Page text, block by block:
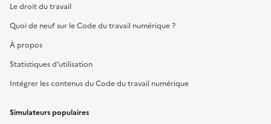
Le droit du travail
Quoi de neuf sur le Code du travail numérique ?
À propos
Statistiques d'utilisation
Intégrer les contenus du Code du travail numérique
Simulateurs populaires